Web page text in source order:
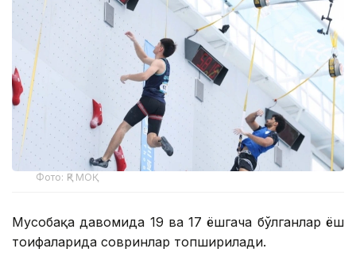
Фото: ҚР МОҚ
Мусобақа давомида 19 ва 17 ёшгача бўлганлар ёш
тоифаларида совринлар топширилади.